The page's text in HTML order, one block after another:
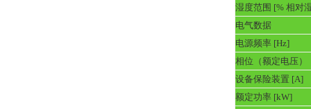
湿度范围 [% 相对
电气数据
电源频率 [Hz]
相位（额定电压）
设备保险装置 [A]
额定功率 [kW]